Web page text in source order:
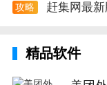
攻略 赶集网最
精品软件